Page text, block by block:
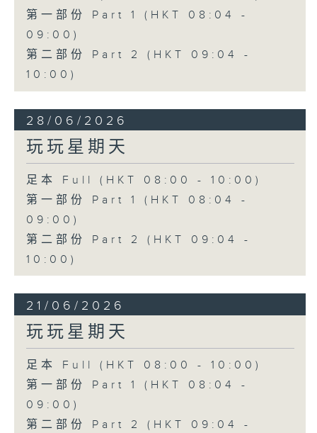
第一部份 Part 1 (HKT 08:04 -
09:00)
第二部份 Part 2 (HKT 09:04 -
10:00)
28/06/2026
玩玩星期天
足本 Full (HKT 08:00 - 10:00)
第一部份 Part 1 (HKT 08:04 -
09:00)
第二部份 Part 2 (HKT 09:04 -
10:00)
21/06/2026
玩玩星期天
足本 Full (HKT 08:00 - 10:00)
第一部份 Part 1 (HKT 08:04 -
09:00)
第二部份 Part 2 (HKT 09:04 -